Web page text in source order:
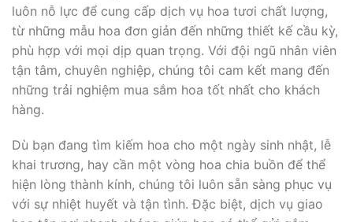
luôn nỗ lực để cung cấp dịch vụ hoa tươi chất lượng,
từ những mẫu hoa đơn giản đến những thiết kế cầu kỳ,
phù hợp với mọi dịp quan trọng. Với đội ngũ nhân viên
tận tâm, chuyên nghiệp, chúng tôi cam kết mang đến
những trải nghiệm mua sắm hoa tốt nhất cho khách
hàng.
Dù bạn đang tìm kiếm hoa cho một ngày sinh nhật, lễ
khai trương, hay cần một vòng hoa chia buồn để thể
hiện lòng thành kính, chúng tôi luôn sẵn sàng phục vụ
với sự nhiệt huyết và tận tình. Đặc biệt, dịch vụ giao